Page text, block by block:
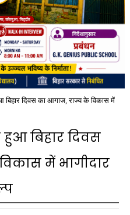
दिवस का आगाज, राज्य के विकास में
बिहार दिवस
में भागीदार